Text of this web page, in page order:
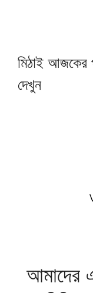
মিঠাই আজকের
দেখুন
আমাদের